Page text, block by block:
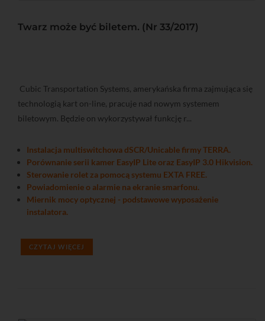
Twarz może być biletem. (Nr 33/2017)
Cubic Transportation Systems, amerykańska firma zajmująca się
technologią kart on-line, pracuje nad nowym systemem
biletowym. Będzie on wykorzystywał funkcję r...
Instalacja multiswitchowa dSCR/Unicable firmy TERRA.
Porównanie serii kamer EasyIP Lite oraz EasyIP 3.0 Hikvision.
Sterowanie rolet za pomocą systemu EXTA FREE.
Powiadomienie o alarmie na ekranie smarfonu.
Miernik mocy optycznej - podstawowe wyposażenie
instalatora.
CZYTAJ WIĘCEJ